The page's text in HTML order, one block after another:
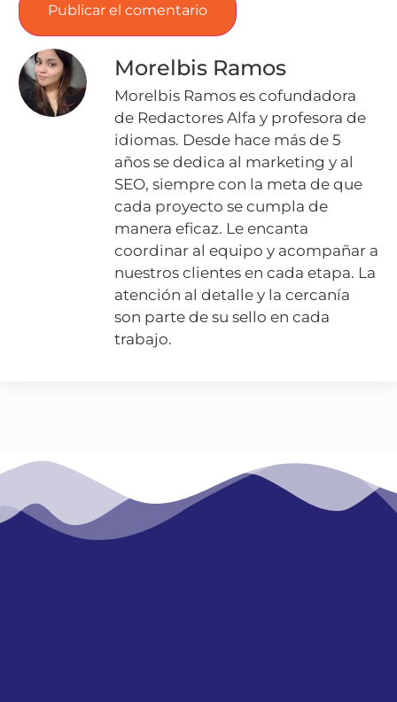
Morelbis Ramos
Morelbis Ramos es cofundadora
de Redactores Alfa y profesora de
idiomas. Desde hace más de 5
años se dedica al marketing y al
SEO, siempre con la meta de que
cada proyecto se cumpla de
manera eficaz. Le encanta
coordinar al equipo y acompañar a
nuestros clientes en cada etapa. La
atención al detalle y la cercanía
son parte de su sello en cada
trabajo.